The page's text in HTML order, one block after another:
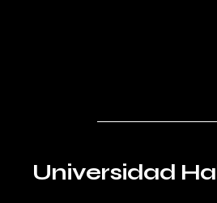
Universidad